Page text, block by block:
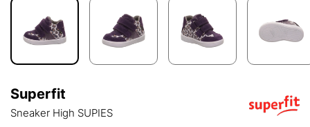
Superfit
Sneaker High SUPIES